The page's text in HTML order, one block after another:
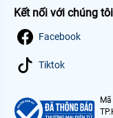
Kết nối với chúng tôi
Facebook
Tiktok